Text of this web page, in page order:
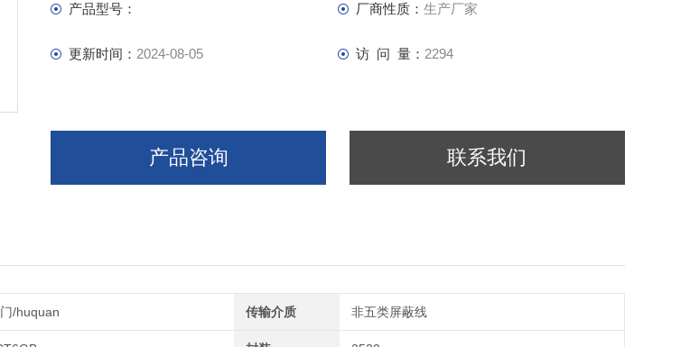
产品型号： 厂商性质： 生产厂家
更新时间： 2024-08-05 访 问 量： 2294
产品咨询 联系我们
/huquan 传输介质 非五类屏蔽线